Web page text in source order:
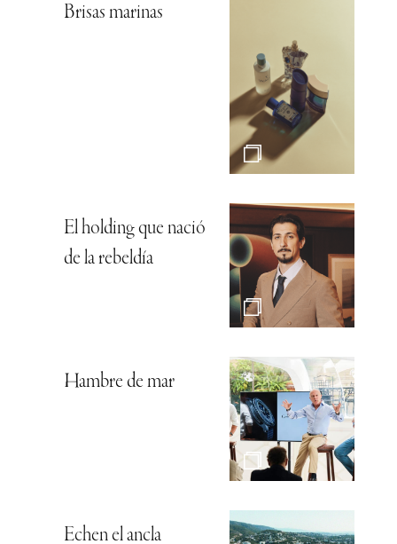
Brisas marinas
El holding que nació
de la rebeldía
Hambre de mar
Echen el ancla